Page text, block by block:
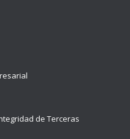
de Terceras